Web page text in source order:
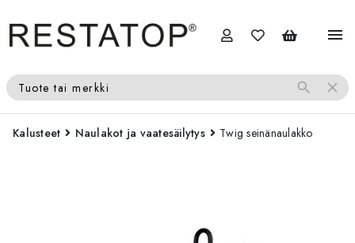
menu
Tuote tai merkki search close
Kalusteet Naulakot ja vaatesäilytys Twig seinänaulakko